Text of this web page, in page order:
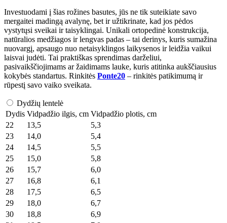
Investuodami į šias rožines basutes, jūs ne tik suteikiate savo
mergaitei madingą avalynę, bet ir užtikrinate, kad jos pėdos
vystytųsi sveikai ir taisyklingai. Unikali ortopedinė konstrukcija,
natūralios medžiagos ir lengvas padas – tai derinys, kuris sumažina
nuovargį, apsaugo nuo netaisyklingos laikysenos ir leidžia vaikui
laisvai judėti. Tai praktiškas sprendimas darželiui,
pasivaikščiojimams ar žaidimams lauke, kuris atitinka aukščiausius
kokybės standartus. Rinkitės Ponte20 – rinkitės patikimumą ir
rūpestį savo vaiko sveikata.
Dydžių lentelė
Dydis Vidpadžio ilgis, cm Vidpadžio plotis, cm
22
13,5
5,3
23
14,0
5,4
24
14,5
5,5
25
15,0
5,8
26
15,7
6,0
27
16,8
6,1
28
17,5
6,5
29
18,0
6,7
30
18,8
6,9